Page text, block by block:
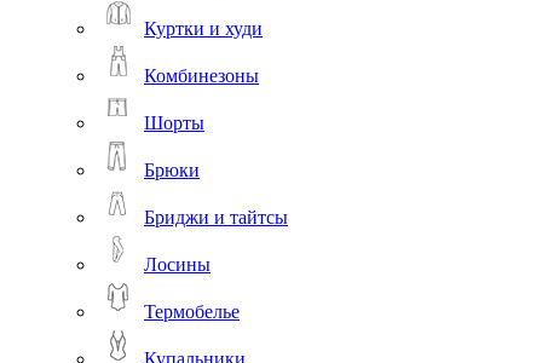
Куртки и худи
Комбинезоны
Шорты
Брюки
Бриджи и тайтсы
Лосины
Термобелье